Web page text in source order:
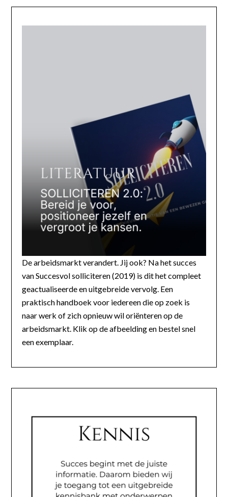
De arbeidsmarkt verandert. Jij ook? Na het succes
van Succesvol solliciteren (2019) is dit het compleet
geactualiseerde en uitgebreide vervolg. Een
praktisch handboek voor iedereen die op zoek is
naar werk of zich opnieuw wil oriënteren op de
arbeidsmarkt. Klik op de afbeelding en bestel snel
een exemplaar.